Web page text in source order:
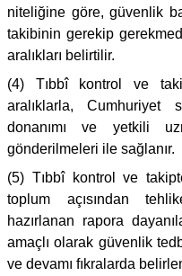
niteliğine göre, güvenlik
takibinin gerekip
aralıkları belirtilir.
(4) Tıbbî kontrol ve
aralıklarla, Cumhuriyet
donanımı ve yetkili
gönderilmeleri ile sağlanır.
(5) Tıbbî kontrol ve
toplum açısından
hazırlanan rapora
amaçlı olarak güvenlik
ve devamı fıkralarda